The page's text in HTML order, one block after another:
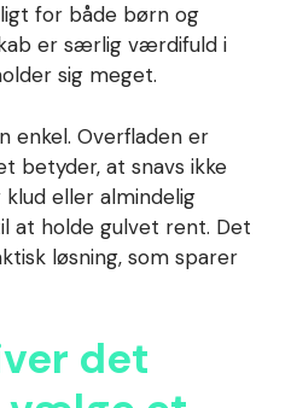
for både børn og
er særlig værdifuld i
sig meget.
enkel. Overfladen er
betyder, at snavs ikke
eller almindelig
at holde gulvet rent. Det
løsning, som sparer
det